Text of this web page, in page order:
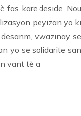
fas kare.deside. Nou
peyizan yo ki
vwazinay se
yo se solidarite san
vant tè a